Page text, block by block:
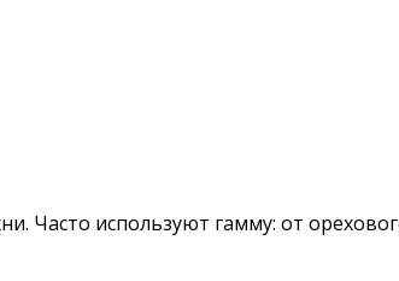
Часто используют гамму: от